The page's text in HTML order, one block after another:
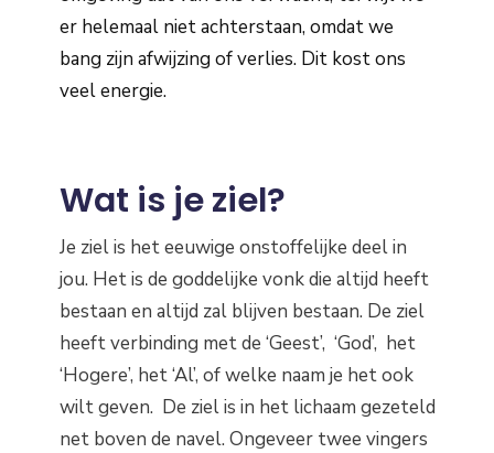
er helemaal niet achterstaan, omdat we
bang zijn afwijzing of verlies. Dit kost ons
veel energie.
Wat is je ziel?
Je ziel is het eeuwige onstoffelijke deel in
jou. Het is de goddelijke vonk die altijd heeft
bestaan en altijd zal blijven bestaan. De ziel
heeft verbinding met de ‘Geest’, ‘God’, het
‘Hogere’, het ‘Al’, of welke naam je het ook
wilt geven. De ziel is in het lichaam gezeteld
net boven de navel. Ongeveer twee vingers